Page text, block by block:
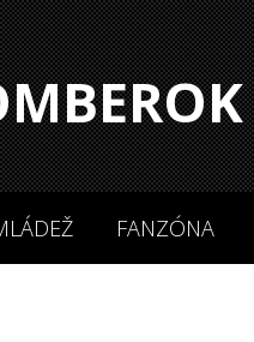
FANZÓNA